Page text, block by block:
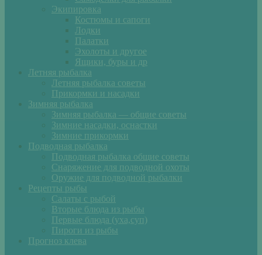
Экипировка
Костюмы и сапоги
Лодки
Палатки
Эхолоты и другое
Ящики, буры и др
Летняя рыбалка
Летняя рыбалка советы
Прикормки и насадки
Зимняя рыбалка
Зимняя рыбалка — общие советы
Зимние насадки, оснастки
Зимние прикормки
Подводная рыбалка
Подводная рыбалка общие советы
Снаряжение для подводной охоты
Оружие для подводной рыбалки
Рецепты рыбы
Салаты с рыбой
Вторые блюда из рыбы
Первые блюда (уха,суп)
Пироги из рыбы
Прогноз клева